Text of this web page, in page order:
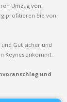
Umzug von
profitieren Sie von
und Gut sicher und
Keynes ankommt.
und